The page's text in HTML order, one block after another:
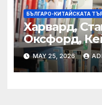
БЪЛГАРО-КИТАЙСКАТА
Харвард,
Оксфорд,
други: как
на YCIS
престижни
MAY 25, 2026